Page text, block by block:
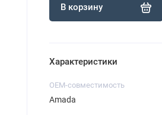
В корзину
Характеристики
OEM-совместимость
Amada